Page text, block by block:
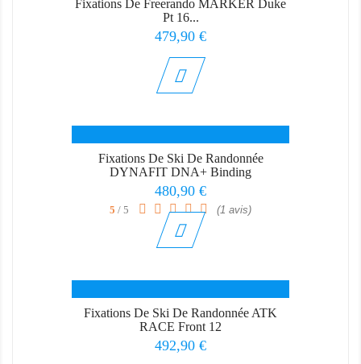
Fixations De Freerando MARKER Duke
Pt 16...
Prix
479,90 €
Fixations De Ski De Randonnée
DYNAFIT DNA+ Binding
Prix
480,90 €
5 / 5 (1 avis)
Fixations De Ski De Randonnée ATK
RACE Front 12
Prix
492,90 €